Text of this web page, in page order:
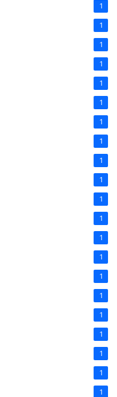
1
1
1
1
1
1
1
1
1
1
1
1
1
1
1
1
1
1
1
1
1